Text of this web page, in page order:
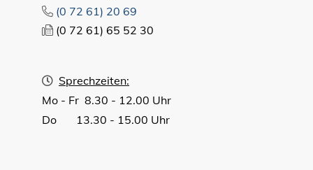
(0 72 61) 20 69
(0 72 61) 65 52 30
Sprechzeiten:
Mo - Fr 8.30 - 12.00 Uhr
Do 13.30 - 15.00 Uhr